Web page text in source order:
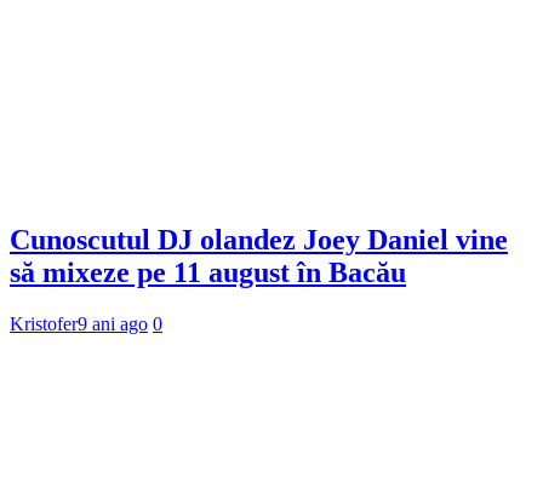
Cunoscutul DJ olandez Joey Daniel vine
să mixeze pe 11 august în Bacău
Kristofer9 ani ago 0